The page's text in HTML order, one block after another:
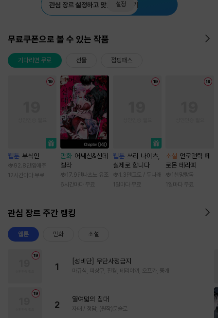
관심 장르 설정하고 맞춤 추천 받기
설정
무료쿠폰으로 볼 수 있는 작품
기다리면 무료 선물 점핑패스
웹툰 부식인
92.8만 임애주
12시간마다 무료
만화 어쌔신&신데
렐라
17.9만 나츠노 유조
6시간마다 무료
웹툰 쓰리 나이츠,
실제로 합니다
1.3만 고토 / 두나래
1일마다 무료
소설 언로맨틱 페
로몬 테라피
1천 망랑독
1일마다 무료
관심 장르 주간 랭킹
웹툰 만화 소설
1
[성비단] 무단사정금지
마규식, 피상구, 진월, 테리야끼, 오프카, 뚱개
2
열여덟의 침대
자태 / 청담, (원작)문슬로